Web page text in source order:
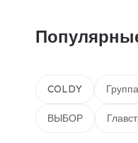
COLDY
ВЫБОР